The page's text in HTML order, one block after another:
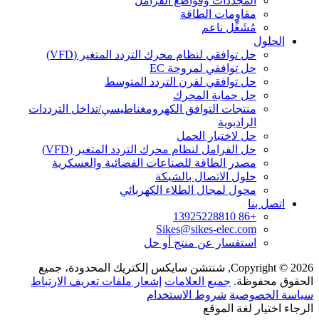
مقاومات الطاقة
مُشَغِّل ناعم
الحلول
حل توافقي لنظام محرك التردد المتغير (VFD)
حل توافقي لمروحة EC
حل توافقي لفرن التردد المتوسط
حل حماية المحرك
منتجات التوافق الكهرومغناطيسي/تداخل الترددات
الراديوية
حل لاختبار الحمل
حل الفرامل لنظام محرك التردد المتغير (VFD)
مصدر الطاقة للصناعات الفضائية والعسكرية
حلول الاتصال بالشبكة
محول لمجال الطلاء الكهربائي
اتصل بنا
+86 13925228810
Sikes@sikes-elec.com
استفسار عن منتج أو حل
Copyright © 2026, شنتشن سايكس إلكتريك المحدودة، جميع
الحقوق محفوظة. جميع العلامات إشعار ملفات تعريف الارتباط
سياسة الخصوصية شروط الاستخدام
الرجاء اختيار لغة الموقع